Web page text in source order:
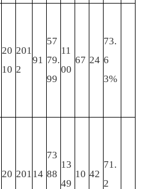
20
10
201
2
91
57
79.
99
11
00
67 24
73.
6
3%
20 20114
73
88
13
49
10 42
71.
2